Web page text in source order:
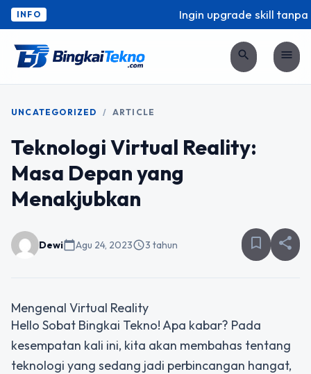
INFO Ingin upgrade skill tanpa
search menu
UNCATEGORIZED / ARTICLE
Teknologi Virtual Reality:
Masa Depan yang
Menakjubkan
Dewicalendar_todayAgu 24, 2023schedule3 tahun bookmark_border share
Mengenal Virtual Reality
Hello Sobat Bingkai Tekno! Apa kabar? Pada
kesempatan kali ini, kita akan membahas tentang
teknologi yang sedang jadi perbincangan hangat,